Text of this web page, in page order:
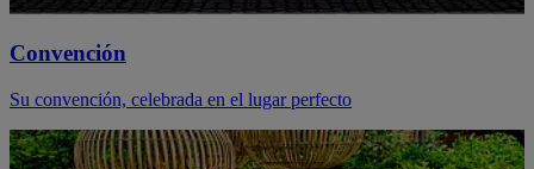
Convención
Su convención, celebrada en el lugar perfecto